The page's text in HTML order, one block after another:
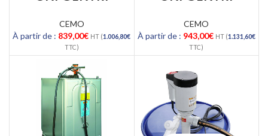
CEMO
À partir de : 839,00€ HT (1.006,80€
TTC)
CEMO
À partir de : 943,00€ HT (1.131,60€
TTC)